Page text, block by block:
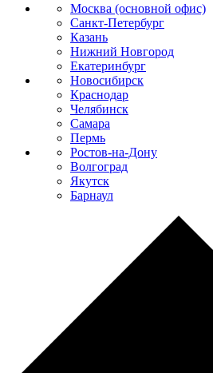
Москва (основной офис)
Санкт-Петербург
Казань
Нижний Новгород
Екатеринбург
Новосибирск
Краснодар
Челябинск
Самара
Пермь
Ростов-на-Дону
Волгоград
Якутск
Барнаул